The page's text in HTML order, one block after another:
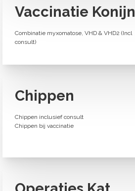
Vaccinatie Konijn
Combinatie myxomatose, VHD & VHD2 (Incl
consult)
Chippen
Chippen inclusief consult
Chippen bij vaccinatie